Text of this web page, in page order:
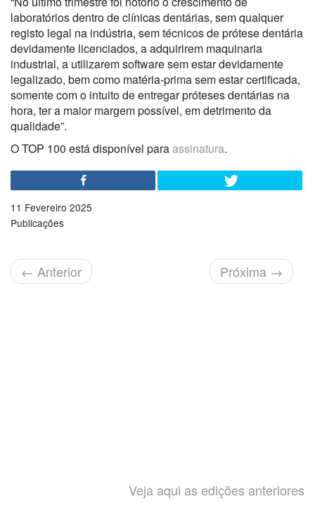
laboratórios dentro de clínicas dentárias, sem qualquer
registo legal na indústria, sem técnicos de prótese dentária
devidamente licenciados, a adquirirem maquinaria
industrial, a utilizarem software sem estar devidamente
legalizado, bem como matéria-prima sem estar certificada,
somente com o intuito de entregar próteses dentárias na
hora, ter a maior margem possível, em detrimento da
qualidade”.
O TOP 100 está disponível paraassinatura.
11 Fevereiro 2025
Publicações
← Anterior Próxima →
Veja aqui as edições anteriores